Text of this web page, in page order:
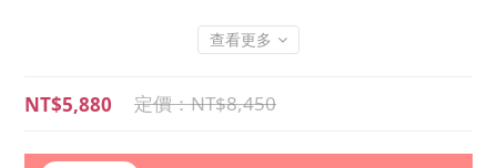
查看更多
NT$8,450
NT$5,880